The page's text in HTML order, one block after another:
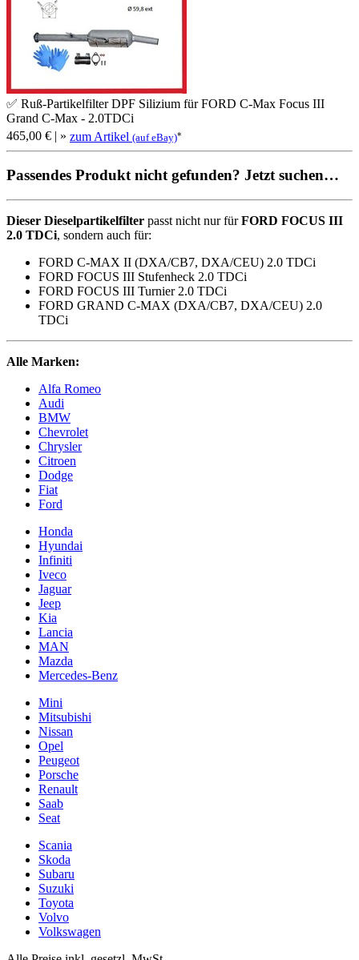
✅ Ruß-Partikelfilter DPF Silizium für FORD C-Max Focus III
Grand C-Max - 2.0TDCi
465,00 € | » zum Artikel (auf eBay)*
Passendes Produkt nicht gefunden? Jetzt suchen…
Dieser Dieselpartikelfilter passt nicht nur fürFORD FOCUS III
2.0 TDCi, sondern auch für:
FORD C-MAX II (DXA/CB7, DXA/CEU) 2.0 TDCi
FORD FOCUS III Stufenheck 2.0 TDCi
FORD FOCUS III Turnier 2.0 TDCi
FORD GRAND C-MAX (DXA/CB7, DXA/CEU) 2.0
TDCi
Alle Marken:
Alfa Romeo
Audi
BMW
Chevrolet
Chrysler
Citroen
Dodge
Fiat
Ford
Honda
Hyundai
Infiniti
Iveco
Jaguar
Jeep
Kia
Lancia
MAN
Mazda
Mercedes-Benz
Mini
Mitsubishi
Nissan
Opel
Peugeot
Porsche
Renault
Saab
Seat
Scania
Skoda
Subaru
Suzuki
Toyota
Volvo
Volkswagen